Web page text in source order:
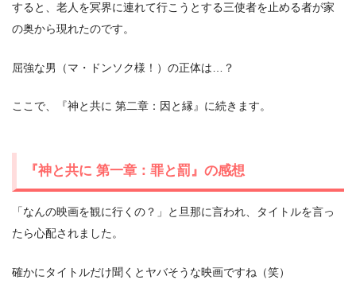
すると、老人を冥界に連れて行こうとする三使者を止める者が家
の奥から現れたのです。
屈強な男（マ・ドンソク様！）の正体は…？
ここで、『神と共に 第二章：因と縁』に続きます。
『神と共に 第一章：罪と罰』の感想
「なんの映画を観に行くの？」と旦那に言われ、タイトルを言っ
たら心配されました。
確かにタイトルだけ聞くとヤバそうな映画ですね（笑）